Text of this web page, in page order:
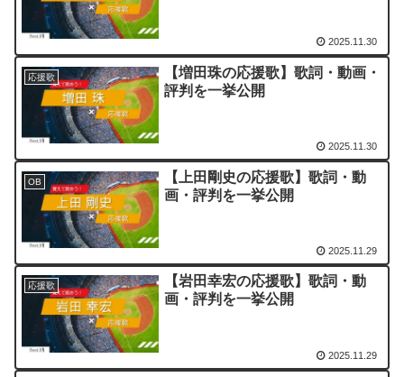
2025.11.30
応援歌
【増田珠の応援歌】歌詞・動画・
評判を一挙公開
2025.11.30
OB
【上田剛史の応援歌】歌詞・動
画・評判を一挙公開
2025.11.29
応援歌
【岩田幸宏の応援歌】歌詞・動
画・評判を一挙公開
2025.11.29